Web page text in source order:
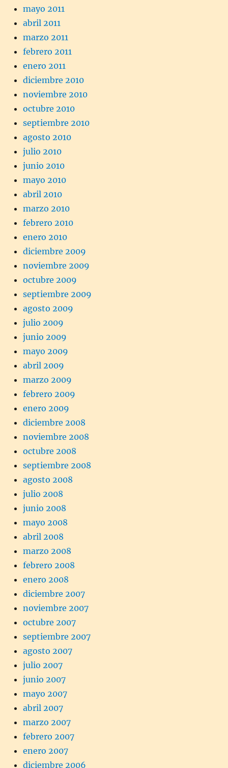
mayo 2011
abril 2011
marzo 2011
febrero 2011
enero 2011
diciembre 2010
noviembre 2010
octubre 2010
septiembre 2010
agosto 2010
julio 2010
junio 2010
mayo 2010
abril 2010
marzo 2010
febrero 2010
enero 2010
diciembre 2009
noviembre 2009
octubre 2009
septiembre 2009
agosto 2009
julio 2009
junio 2009
mayo 2009
abril 2009
marzo 2009
febrero 2009
enero 2009
diciembre 2008
noviembre 2008
octubre 2008
septiembre 2008
agosto 2008
julio 2008
junio 2008
mayo 2008
abril 2008
marzo 2008
febrero 2008
enero 2008
diciembre 2007
noviembre 2007
octubre 2007
septiembre 2007
agosto 2007
julio 2007
junio 2007
mayo 2007
abril 2007
marzo 2007
febrero 2007
enero 2007
diciembre 2006